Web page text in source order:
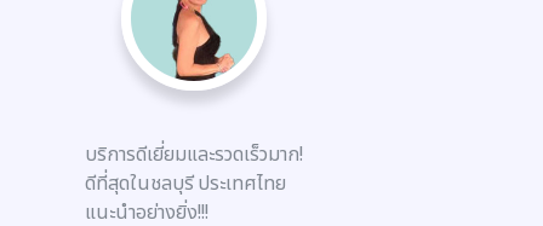
บริการดีเยี่ยมและรวดเร็วมาก!
ดีที่สุดในชลบุรี ประเทศไทย
แนะนำอย่างยิ่ง!!!